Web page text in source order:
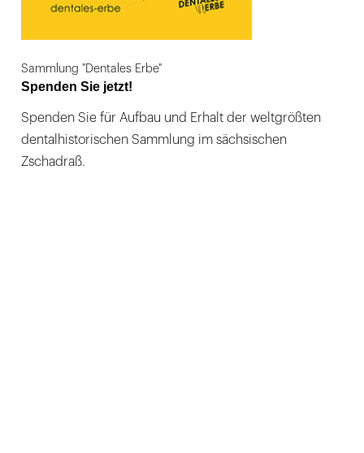
Sammlung "Dentales Erbe"
Spenden Sie jetzt!
Spenden Sie für Aufbau und Erhalt der weltgrößten
dentalhistorischen Sammlung im sächsischen
Zschadraß.